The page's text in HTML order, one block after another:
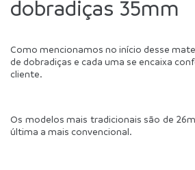
dobradiças 35mm
Como mencionamos no início desse
de dobradiças e cada uma se encaixa
cliente.
Os modelos mais tradicionais são de
última a mais convencional.